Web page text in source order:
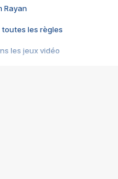
Rayan
toutes les règles
les jeux vidéo